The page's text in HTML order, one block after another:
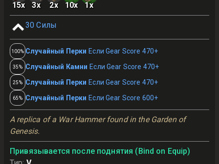
15x 3x 2x 10x 1x
30 Силы
100% Случайный Перки Если Gear Score 470+
35% Случайный Камни Если Gear Score 470+
25% Случайный Перки Если Gear Score 470+
65% Случайный Перки Если Gear Score 600+
A replica of a War Hammer found in the Garden of
Genesis.
Привязывается после поднятия (Bind on Equip)